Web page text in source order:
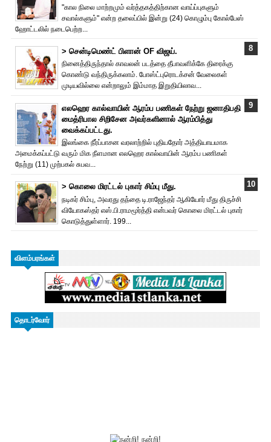
"கால நிலை மாற்றமும் வர்த்தகத்திற்கான வாய்ப்புகளும்
சவால்களும்" என்ற தலைப்பில் இன்று (24) கொழும்பு கோல்பேஸ்
ஹோட்டலில் நடைபெற்ற...
> சென்டிமெண்ட் பிளான் OF விஜய்.
நினைத்திருந்தால் காவலன் படத்தை தீபாவளிக்கே திரைக்கு
கொண்டு வந்திருக்கலாம். போஸ்ட்புரொட‌க்சன் வேலைகள்
முடியவில்லை என்றாலும் இம்மாத இறுதியிலாவ...
எலஹெர கால்வாயின் ஆரம்ப பணிகள் நேற்று ஜனாதிபதி
மைத்ரிபால சிறிசேன அவர்களினால் ஆரம்பித்து
வைக்கப்பட்டது.
இலங்கை நீர்ப்பாசன வரலாற்றில் புதியதோர் அத்தியாயமாக
அமைக்கப்பட்டு வரும் மிக நீளமான எலஹெர கால்வாயின் ஆரம்ப பணிகள்
நேற்று (11) முற்பகல் சுபவ...
> கொலை மிரட்டல் புகார் சிம்பு மீது.
நடிகர் சிம்பு, அவரது தந்தை டி.ராஜேந்தர் ஆகியோர் மீது திருச்சி
வியோகஸ்தர் எஸ்.பி.ராமமூர்த்தி என்பவர் கொலை மிரட்டல் புகார்
கொடுத்துள்ளார். 199...
விளம்பரங்கள்
தொடர்வோர்